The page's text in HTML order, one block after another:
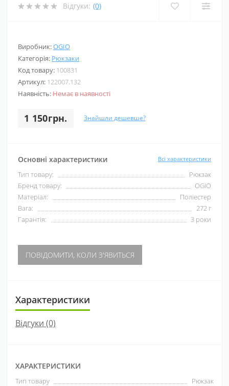
Відгуки: (0)
Виробник:OGIO
Категорія: Рюкзаки
Код товару: 100831
Артикул: 122007.132
Наявність: Немає в наявності
1 150грн. Знайшли дешевше?
Основні характеристики Всі характеристики
Тип товару:
Рюкзак
Бренд товару:
OGIO
Матеріал:
Поліестер
Вага:
272 г
Гарантія:
3 роки
ПОВІДОМИТИ, КОЛИ З'ЯВИТЬСЯ
Характеристики
Відгуки (0)
ХАРАКТЕРИСТИКИ
Тип товару
Рюкзак